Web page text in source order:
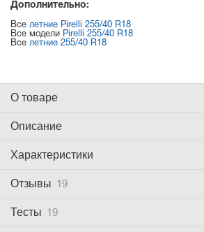
Дополнительно:
Все летние Pirelli 255/40 R18
Все модели Pirelli 255/40 R18
Все летние 255/40 R18
О товаре
Описание
Характеристики
Отзывы 19
Тесты 19